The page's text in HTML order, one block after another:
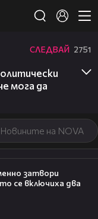
Новините на NOVA
СЛЕДВАЙ 2751
мога да
затвори
се включиха два